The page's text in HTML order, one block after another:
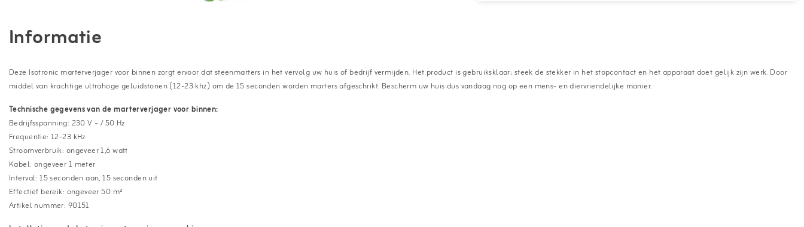
Informatie
Deze Isotronic marterverjager voor binnen zorgt ervoor dat steenmarters in het vervolg uw huis of bedrijf vermijden. Het product is gebruiksklaar; steek de stekker in het stopcontact en het apparaat doet gelijk zijn werk. Door
middel van krachtige ultrahoge geluidstonen (12-23 khz) om de 15 seconden worden marters afgeschrikt. Bescherm uw huis dus vandaag nog op een mens- en diervriendelijke manier.
Technische gegevens van de marterverjager voor binnen:
Bedrijfsspanning: 230 V ~ / 50 Hz
Frequentie: 12-23 kHz
Stroomverbruik: ongeveer 1,6 watt
Kabel: ongeveer 1 meter
Interval: 15 seconden aan, 15 seconden uit
Effectief bereik: ongeveer 50 m²
Artikel nummer: 90151